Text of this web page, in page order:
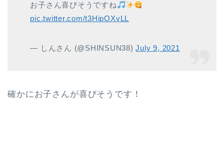
お子さん喜びそうですね
pic.twitter.com/t3HipOXvLL
— しんさん (@SHINSUN38)July 9, 2021
確かにお子さんが喜びそうです！